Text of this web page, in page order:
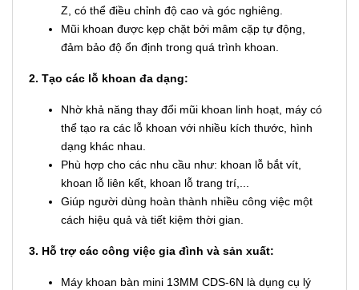
Z, có thể điều chỉnh độ cao và góc nghiêng.
Mũi khoan được kẹp chặt bởi mâm cặp tự động,
đảm bảo độ ổn định trong quá trình khoan.
2. Tạo các lỗ khoan đa dạng:
Nhờ khả năng thay đổi mũi khoan linh hoạt, máy có
thể tạo ra các lỗ khoan với nhiều kích thước, hình
dạng khác nhau.
Phù hợp cho các nhu cầu như: khoan lỗ bắt vít,
khoan lỗ liên kết, khoan lỗ trang trí,...
Giúp người dùng hoàn thành nhiều công việc một
cách hiệu quả và tiết kiệm thời gian.
3. Hỗ trợ các công việc gia đình và sản xuất:
Máy khoan bàn mini 13MM CDS-6N là dụng cụ lý